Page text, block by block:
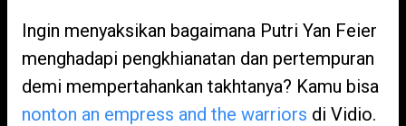
Ingin menyaksikan bagaimana Putri Yan Feier
menghadapi pengkhianatan dan pertempuran
demi mempertahankan takhtanya? Kamu bisa
nonton an empress and the warriors di Vidio.